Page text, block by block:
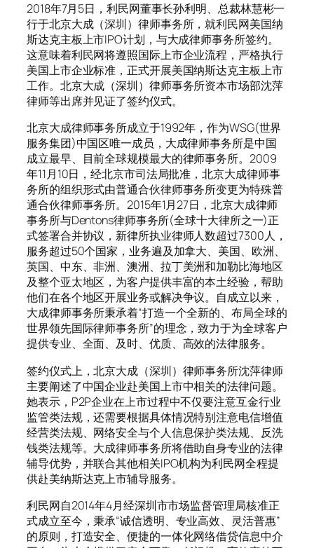
2018年7月5日，利民网董事长孙利明、总裁林慧彬一
行于北京大成（深圳）律师事务所，就利民网美国纳
斯达克主板上市IPO计划，与大成律师事务所签约。
这意味着利民网将遵照国际上市企业流程，严格执行
美国上市企业标准，正式开展美国纳斯达克主板上市
工作。北京大成（深圳）律师事务所资本市场部沈萍
律师等出席并见证了签约仪式。
北京大成律师事务所成立于1992年，作为WSG(世界
服务集团)中国区唯一成员，大成律师事务所是中国
成立最早、目前全球规模最大的律师事务所。2009
年11月10日，经北京市司法局批准，北京大成律师事
务所的组织形式由普通合伙律师事务所变更为特殊普
通合伙律师事务所。2015年1月27日，北京大成律师
事务所与Dentons律师事务所(全球十大律所之一)正
式签署合并协议，新律所执业律师人数超过7300人，
服务超过50个国家，业务遍及加拿大、美国、欧洲、
英国、中东、非洲、澳洲、拉丁美洲和加勒比海地区
及整个亚太地区，为客户提供丰富的本土经验，帮助
他们在各个地区开展业务或解决争议。自成立以来，
大成律师事务所秉承着“打造一个全新的、布局全球的
世界领先国际律师事务所”的理念，致力于为全球客户
提供专业、全面、及时、优质、高效的法律服务。
签约仪式上，北京大成（深圳）律师事务所沈萍律师
主要阐述了中国企业赴美国上市中相关的法律问题。
她表示，P2P企业在上市过程中不仅要注意互金行业
监管类法规，还需要根据具体情况特别注意电信增值
经营类法规、网络安全与个人信息保护类法规、反洗
钱类法规等。大成律师事务所将借助自身专业的法律
辅导优势，并联合其他相关IPO机构为利民网全程提
供赴美纳斯达克上市辅导服务。
利民网自2014年4月经深圳市市场监督管理局核准正
式成立至今，秉承“诚信透明、专业高效、灵活普惠”
的原则，打造安全、便捷的一体化网络借贷信息中介